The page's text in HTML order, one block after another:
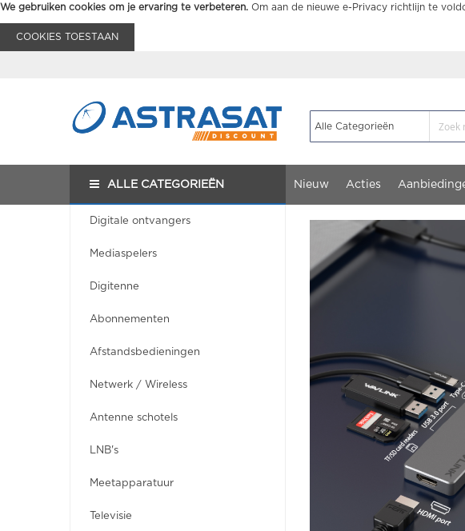
We gebruiken cookies om je ervaring te verbeteren. Om aan de nieuwe e-Privacy richtlijn te
COOKIES TOESTAAN
ALLE CATEGORIEËN
Digitale ontvangers
Mediaspelers
Digitenne
Abonnementen
Afstandsbedieningen
Netwerk / Wireless
Antenne schotels
LNB's
Meetapparatuur
Televisie
Nieuw Acties